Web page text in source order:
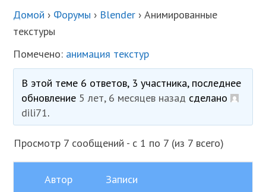
Домой › Форумы › Blender › Анимированные
текстуры
Помечено: анимация текстур
В этой теме 6 ответов, 3 участника, последнее
обновление 5 лет, 6 месяцев назад сделано
dili71.
Просмотр 7 сообщений - с 1 по 7 (из 7 всего)
Автор Записи